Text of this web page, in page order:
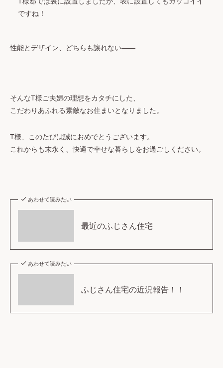
ですね！
性能とデザイン、どちらも譲れない——
そんなT様ご夫婦の理想をカタチにした、
こだわりあふれる素敵なお住まいとなりました。
T様、このたびは誠におめでとうございます。
これからも末永く、快適で幸せな暮らしをお過ごしください。
あわせて読みたい
最近のふじさん住宅
あわせて読みたい
ふじさん住宅の近況報告！！